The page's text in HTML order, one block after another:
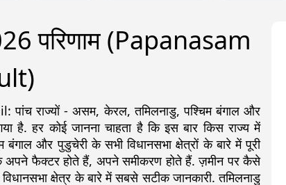
परिणाम (Papanasam
राज्यों - असम, केरल, तमिलनाडु, पश्चिम बंगाल और
है. हर कोई जानना चाहता है कि इस बार किस राज्य में
और पुडुचेरी के सभी विधानसभा क्षेत्रों के बारे में पूरी
अपने फैक्टर होते हैं, अपने समीकरण होते हैं. ज़मीन पर कैसे
क्षेत्र के बारे में सबसे सटीक जानकारी. तमिलनाडु